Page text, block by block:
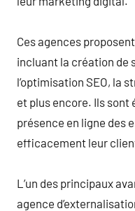
Ces agences
incluant la création de
l’optimisation SEO, la
et plus encore. Ils sont
présence en ligne des
efficacement leur
L’un des principaux
agence